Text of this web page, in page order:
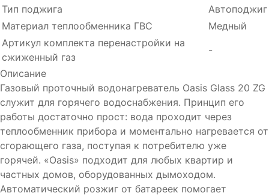
Тип поджига
Автоподжиг
Материал теплообменника ГВС
Медный
Артикул комплекта перенастройки на
сжиженный газ
-
Описание
Газовый проточный водонагреватель Oasis Glass 20 ZG
служит для горячего водоснабжения. Принцип его
работы достаточно прост: вода проходит через
теплообменник прибора и моментально нагревается от
сгорающего газа, поступая к потребителю уже
горячей. «Oasis» подходит для любых квартир и
частных домов, оборудованных дымоходом.
Автоматический розжиг от батареек помогает